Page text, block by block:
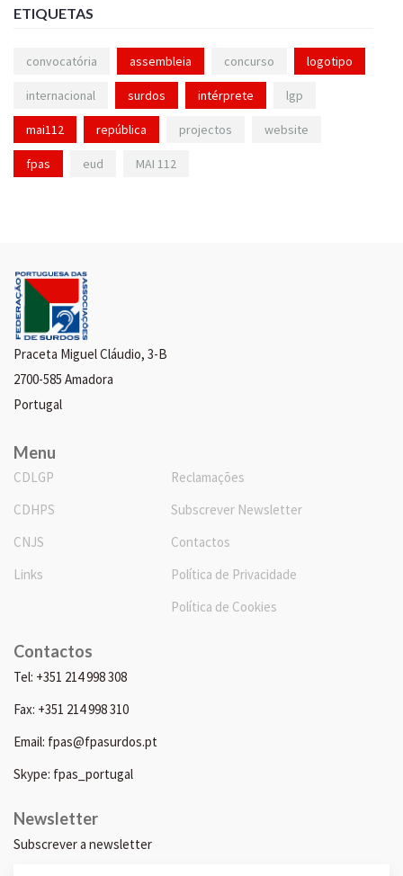
ETIQUETAS
convocatória assembleia concurso logotipo
internacional surdos intérprete lgp
mai112 república projectos website
fpas eud MAI 112
Praceta Miguel Cláudio, 3-B
2700-585 Amadora
Portugal
Menu
CDLGP
CDHPS
CNJS
Links
Reclamações
Subscrever Newsletter
Contactos
Política de Privacidade
Política de Cookies
Contactos
Tel: +351 214 998 308
Fax: +351 214 998 310
Email: fpas@fpasurdos.pt
Skype: fpas_portugal
Newsletter
Subscrever a newsletter